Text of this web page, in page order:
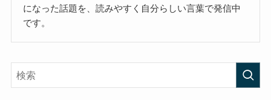
になった話題を、読みやすく自分らしい言葉で発信中
です。